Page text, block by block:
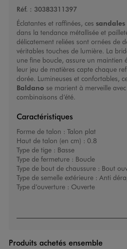
Réf. : 30383311397
Éclatantes et raffinées, ces
dans la tendance métallisée et
délicatement reliées sont ornées de
véritables touches de lumière. La
une fine boucle, assure un maintien
leur jeu de matières capte chaque
dorée. Lumineuses et confortables,
Baldano se marient à merveille
combinaisons d’été.
Caractéristiques
Forme de talon : Talon plat
Haut de talon (en cm) : 0.8
Type de tige : Basse
Type de fermeture : Boucle
Type de bout de chaussure : Bout
Type de semelle extérieure : Anti
Type d’ouverture : Ouverte
Produits achetés ensemble